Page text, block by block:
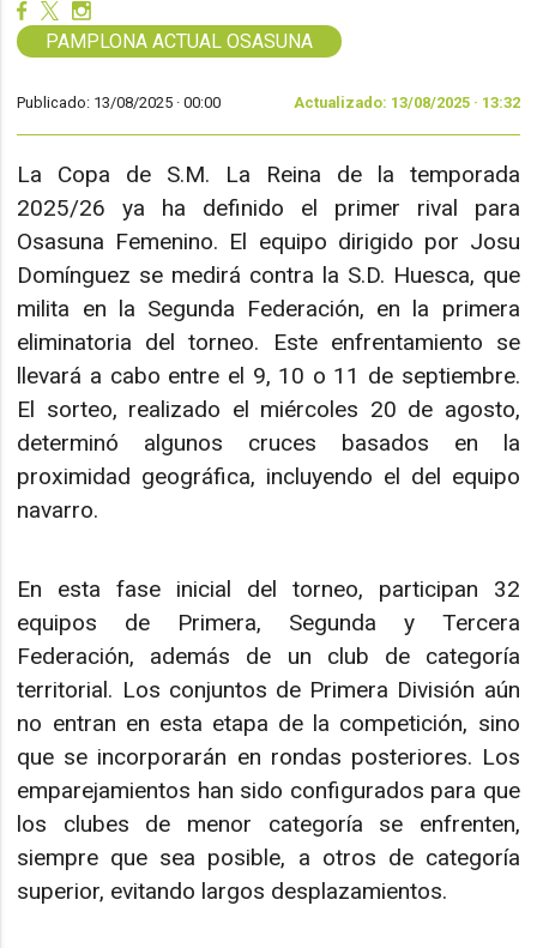
PAMPLONA ACTUAL OSASUNA
Publicado: 13/08/2025 ·00:00 Actualizado: 13/08/2025 · 13:32
La Copa de S.M. La Reina de la temporada
2025/26 ya ha definido el primer rival para
Osasuna Femenino. El equipo dirigido por Josu
Domínguez se medirá contra la S.D. Huesca, que
milita en la Segunda Federación, en la primera
eliminatoria del torneo. Este enfrentamiento se
llevará a cabo entre el 9, 10 o 11 de septiembre.
El sorteo, realizado el miércoles 20 de agosto,
determinó algunos cruces basados en la
proximidad geográfica, incluyendo el del equipo
navarro.
En esta fase inicial del torneo, participan 32
equipos de Primera, Segunda y Tercera
Federación, además de un club de categoría
territorial. Los conjuntos de Primera División aún
no entran en esta etapa de la competición, sino
que se incorporarán en rondas posteriores. Los
emparejamientos han sido configurados para que
los clubes de menor categoría se enfrenten,
siempre que sea posible, a otros de categoría
superior, evitando largos desplazamientos.